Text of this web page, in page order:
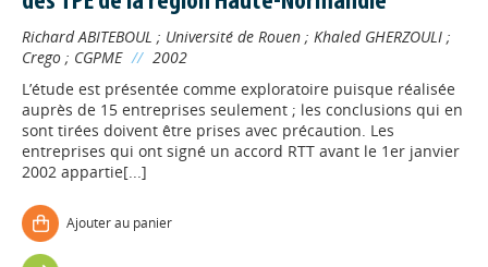
Richard ABITEBOUL ; Université de Rouen ; Khaled GHERZOULI ;
Crego ; CGPME // 2002
L’étude est présentée comme exploratoire puisque réalisée
auprès de 15 entreprises seulement ; les conclusions qui en
sont tirées doivent être prises avec précaution. Les
entreprises qui ont signé un accord RTT avant le 1er janvier
2002 appartie[...]
Ajouter au panier